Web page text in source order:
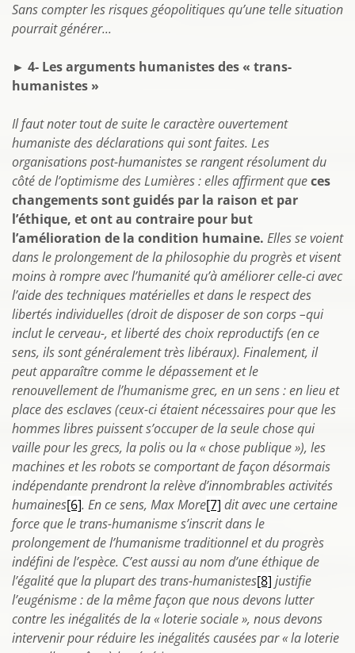
Sans compter les risques géopolitiques qu’une telle situation
pourrait générer...
► 4- Les arguments humanistes des « trans-
humanistes »
Il faut noter tout de suite le caractère ouvertement
humaniste des déclarations qui sont faites. Les
organisations post-humanistes se rangent résolument du
côté de l’optimisme des Lumières : elles affirment queces
changements sont guidés par la raison et par
l’éthique, et ont au contraire pour but
l’amélioration de la condition humaine. Elles se voient
dans le prolongement de la philosophie du progrès et visent
moins à rompre avec l’humanité qu’à améliorer celle-ci avec
l’aide des techniques matérielles et dans le respect des
libertés individuelles (droit de disposer de son corps –qui
inclut le cerveau-, et liberté des choix reproductifs (en ce
sens, ils sont généralement très libéraux). Finalement, il
peut apparaître comme le dépassement et le
renouvellement de l’humanisme grec, en un sens : en lieu et
place des esclaves (ceux-ci étaient nécessaires pour que les
hommes libres puissent s’occuper de la seule chose qui
vaille pour les grecs, la polis ou la « chose publique »), les
machines et les robots se comportant de façon désormais
indépendante prendront la relève d’innombrables activités
humaines[6]. En ce sens, Max More[7] dit avec une certaine
force que le trans-humanisme s’inscrit dans le
prolongement de l’humanisme traditionnel et du progrès
indéfini de l’espèce. C’est aussi au nom d’une éthique de
l’égalité que la plupart des trans-humanistes[8] justifie
l’eugénisme : de la même façon que nous devons lutter
contre les inégalités de la « loterie sociale », nous devons
intervenir pour réduire les inégalités causées par « la loterie